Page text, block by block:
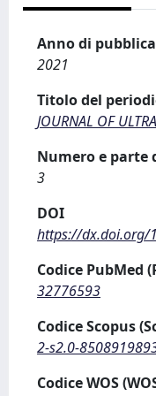
Anno di
2021
Titolo del
JOURNAL OF
Numero e parte
3
DOI
https://dx.doi.org/
Codice PubMed
32776593
Codice Scopus
2-s2.0-
Codice WOS